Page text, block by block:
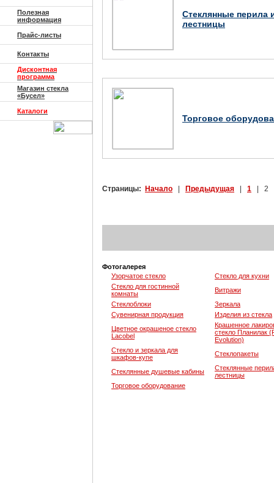
Полезная
информация
Прайс-листы
Контакты
Дисконтная
программа
Магазин стекла
«Бусел»
Каталоги
Стеклянные перила
лестницы
Торговое
Страницы: Начало Предыдущая 1 |
Фотогалерея
Узорчатое стекло
Стекло для кухни
Стекло для гостинной
комнаты
Витражи
Стеклоблоки
Зеркала
Сувенирная продукция
Изделия из стекла
Цветное окрашеное стекло
Lacobel
Крашенное
стекло Планилак
Evolution)
Стекло и зеркала для
шкафов-купе
Стеклопакеты
Стеклянные душевые кабины
Стеклянные
лестницы
Торговое оборудование